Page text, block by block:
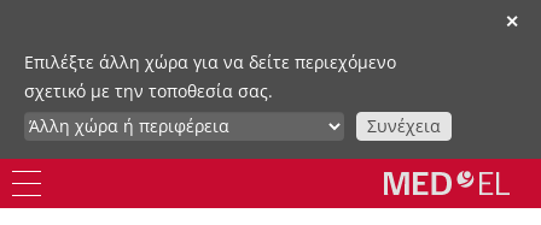
✕
Επιλέξτε άλλη χώρα για να δείτε περιεχόμενο
σχετικό με την τοποθεσία σας.
Συνέχεια